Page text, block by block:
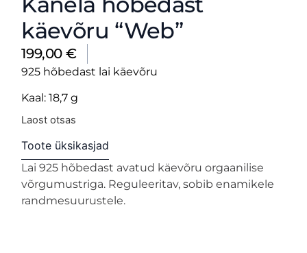
käevõru “Web”
199,00 €
925 hõbedast lai käevõru
Kaal: 18,7 g
Laost otsas
Toote üksikasjad
Lai 925 hõbedast avatud käevõru orgaanilise
võrgumustriga. Reguleeritav, sobib enamikele
randmesuurustele.